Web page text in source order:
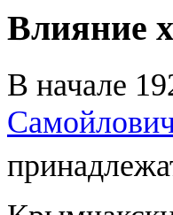
Влияние
В начале